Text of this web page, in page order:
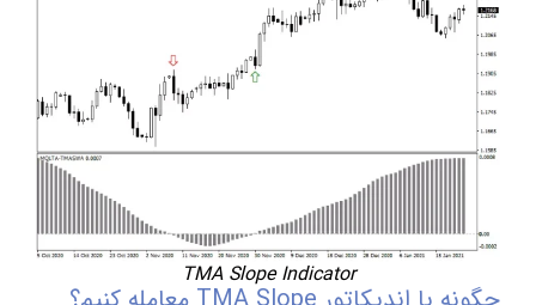
TMA Slope Indicator